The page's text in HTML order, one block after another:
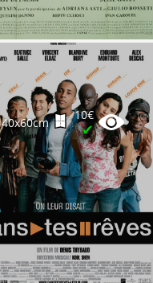
40x60cm
10€
✔